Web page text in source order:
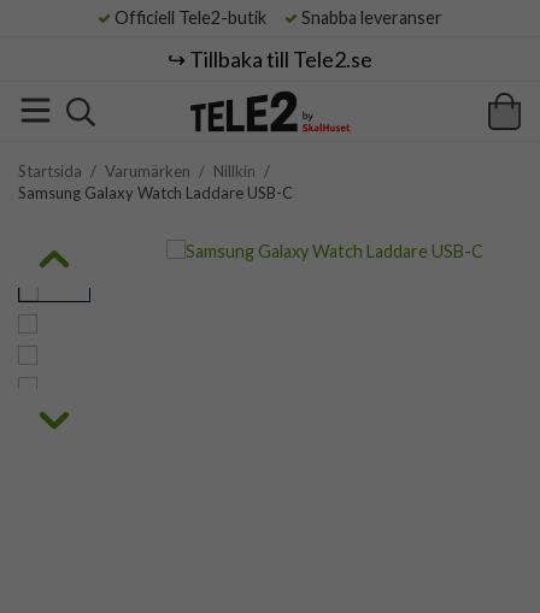
Officiell Tele2-butik Snabba leveranser
↪️ Tillbaka till Tele2.se
Startsida / Varumärken / Nillkin /
Samsung Galaxy Watch Laddare USB-C